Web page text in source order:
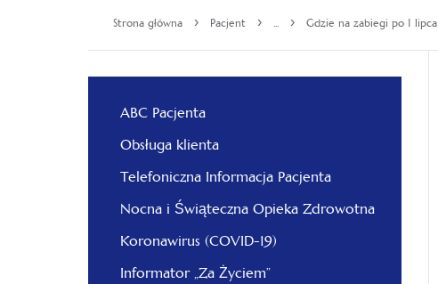
Strona główna › Pacjent › ... › Gdzie na zabiegi po 1 lipca
ABC Pacjenta
Obsługa klienta
Telefoniczna Informacja Pacjenta
Nocna i Świąteczna Opieka Zdrowotna
Koronawirus (COVID-19)
Informator „Za Życiem”